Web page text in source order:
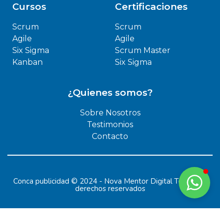
e
b
o
o
k
Cursos
Scrum
Agile
Six Sigma
Kanban
Certificaciones
Scrum
Agile
Scrum Master
Six Sigma
¿Quienes somos?
Sobre Nosotros
Testimonios
Contacto
Conca publicidad © 2024 - Nova Mentor Digital Todos los
derechos reservados